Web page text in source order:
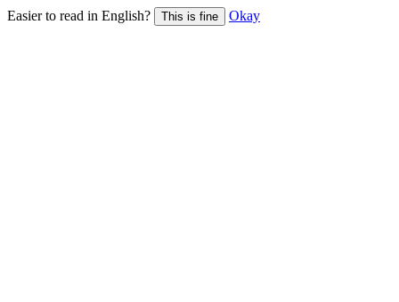
Easier to read in English? This is fine Okay